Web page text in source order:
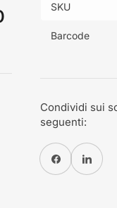
SKU
Barcode
Condividi sui
seguenti:
Condividi su Facebook
Condividi su